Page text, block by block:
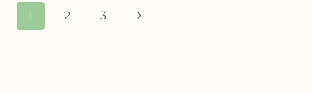
&
Navigation
de
1 2 3
Page